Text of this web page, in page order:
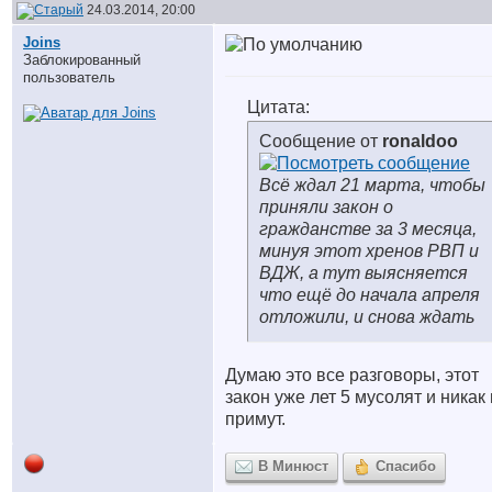
24.03.2014, 20:00
Joins
Заблокированный
пользователь
Цитата:
Сообщение от ronaldoo
Всё ждал 21 марта, чтобы
приняли закон о
гражданстве за 3 месяца,
минуя этот хренов РВП и
ВДЖ, а тут выясняется
что ещё до начала апреля
отложили, и снова ждать
Думаю это все разговоры, этот
закон уже лет 5 мусолят и никак
примут.
В Минюст Спасибо